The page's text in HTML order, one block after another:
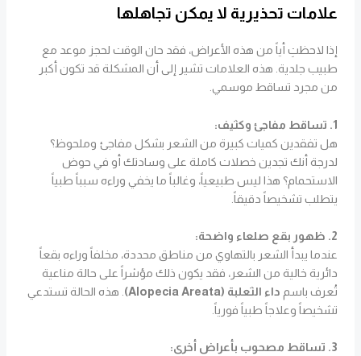
علامات تحذيرية لا يمكن تجاهلها
إذا لاحظتِ أياً من هذه الأعراض، فقد حان الوقت لحجز موعد مع
طبيب جلدية. هذه العلامات تشير إلى أن المشكلة قد تكون أكبر
من مجرد تساقط موسمي.
1. تساقط مفاجئ وكثيف:
هل تفقدين كميات كبيرة من الشعر بشكل مفاجئ وملحوظ؟
لدرجة أنك تجدين خصلات كاملة على وسادتك أو في حوض
الاستحمام؟ هذا ليس طبيعياً، وغالباً ما يخفي وراءه سبباً طبياً
يتطلب تشخيصاً دقيقاً.
2. ظهور بقع صلعاء واضحة:
عندما يبدأ الشعر بالتهاوي من مناطق محددة، مخلفاً وراءه بقعاً
دائرية خالية من الشعر، فقد يكون ذلك مؤشراً على حالة مناعية
تُعرف باسم داء الثعلبة (Alopecia Areata)
. هذه الحالة تستدعي
تشخيصاً وعلاجاً طبياً فورياً.
3. تساقط مصحوب بأعراض أخرى: